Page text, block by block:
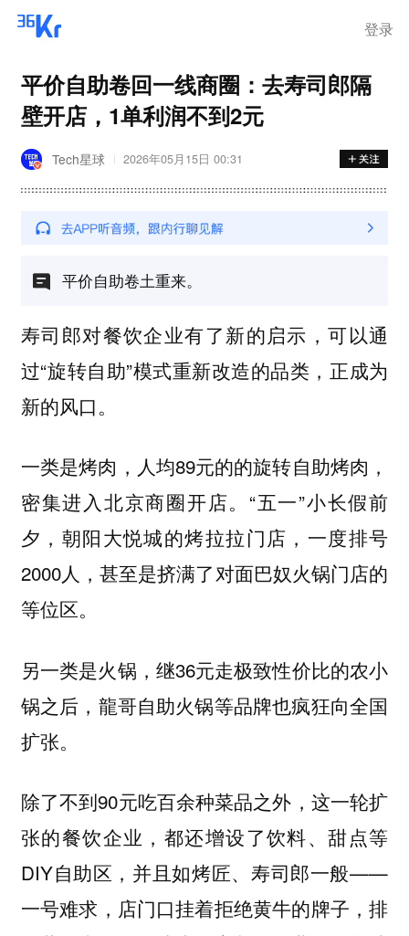
登录
平价自助卷回一线商圈：去寿司郎隔
壁开店，1单利润不到2元
Tech星球 2026年05月15日 00:31
平价自助卷土重来。
寿司郎对餐饮企业有了新的启示，可以通
过“旋转自助”模式重新改造的品类，正成为
新的风口。
一类是烤肉，人均89元的的旋转自助烤肉，
密集进入北京商圈开店。“五一”小长假前
夕，朝阳大悦城的烤拉拉门店，一度排号
2000人，甚至是挤满了对面巴奴火锅门店的
等位区。
另一类是火锅，继36元走极致性价比的农小
锅之后，龍哥自助火锅等品牌也疯狂向全国
扩张。
除了不到90元吃百余种菜品之外，这一轮扩
张的餐饮企业，都还增设了饮料、甜点等
DIY自助区，并且如烤匠、寿司郎一般——
一号难求，店门口挂着拒绝黄牛的牌子，排